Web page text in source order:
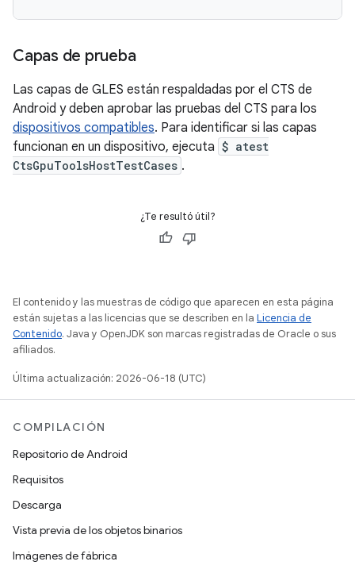
Capas de prueba
Las capas de GLES están respaldadas por el CTS de
Android y deben aprobar las pruebas del CTS para los
dispositivos compatibles. Para identificar si las capas
funcionan en un dispositivo, ejecuta $ atest
CtsGpuToolsHostTestCases .
¿Te resultó útil?
El contenido y las muestras de código que aparecen en esta página
están sujetas a las licencias que se describen en la Licencia de
Contenido. Java y OpenJDK son marcas registradas de Oracle o sus
afiliados.
Última actualización: 2026-06-18 (UTC)
COMPILACIÓN
Repositorio de Android
Requisitos
Descarga
Vista previa de los objetos binarios
Imágenes de fábrica